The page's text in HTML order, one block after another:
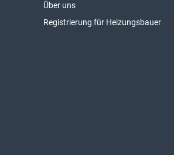
Über uns
Registrierung für Heizungsbauer